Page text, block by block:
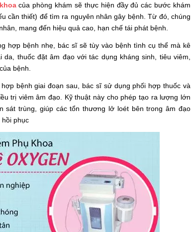
của phòng khám sẽ thực hiện đầy đủ các bước khám
cần thiết) để tìm ra nguyên nhân gây bệnh. Từ đó, chúng
mang đến hiệu quả cao, hạn chế tái phát bệnh.
hợp bệnh nhẹ, bác sĩ sẽ tùy vào bệnh tình cụ thể mà kê
thuốc đặt âm đạo với tác dụng kháng sinh, tiêu viêm,
bệnh.
bệnh giai đoạn sau, bác sĩ sử dụng phối hợp thuốc và
trị viêm âm đạo. Kỹ thuật này cho phép tạo ra lượng lớn
sát trùng, giúp các tổn thương lở loét bên trong âm đạo
hồi phục